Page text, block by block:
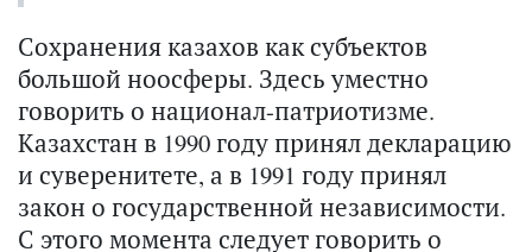
Сохранения казахов как субъектов
большой ноосферы. Здесь уместно
говорить о национал-патриотизме.
Казахстан в 1990 году принял декларацию
и суверенитете, а в 1991 году принял
закон о государственной независимости.
С этого момента следует говорить о